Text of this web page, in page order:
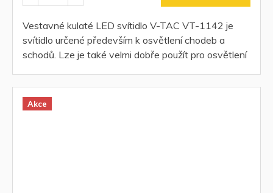
Vestavné kulaté LED svítidlo V-TAC VT-1142 je
svítidlo určené především k osvětlení chodeb a
schodů. Lze je také velmi dobře použít pro osvětlení
Akce